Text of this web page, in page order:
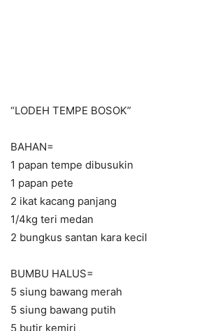
“LODEH TEMPE BOSOK”
BAHAN=
1 papan tempe dibusukin
1 papan pete
2 ikat kacang panjang
1/4kg teri medan
2 bungkus santan kara kecil
BUMBU HALUS=
5 siung bawang merah
5 siung bawang putih
5 butir kemiri